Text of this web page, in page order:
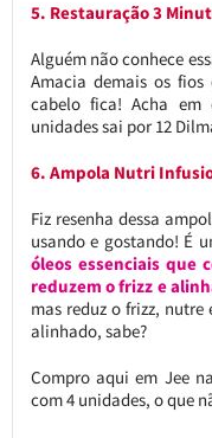
5. Restauração 3
Alguém não conhece
Amacia demais os
cabelo fica! Acha
unidades sai por 12
6. Ampola Nutri
Fiz resenha dessa
usando e gostando! É
óleos essenciais que
reduzem o frizz e
mas reduz o frizz,
alinhado, sabe?
Compro aqui em Jee
com 4 unidades, o que